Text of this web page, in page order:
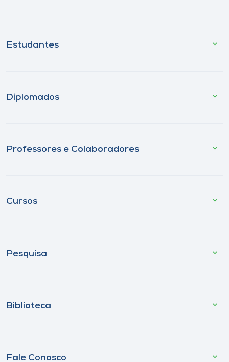
Estudantes
Diplomados
Professores e Colaboradores
Cursos
Pesquisa
Biblioteca
Fale Conosco